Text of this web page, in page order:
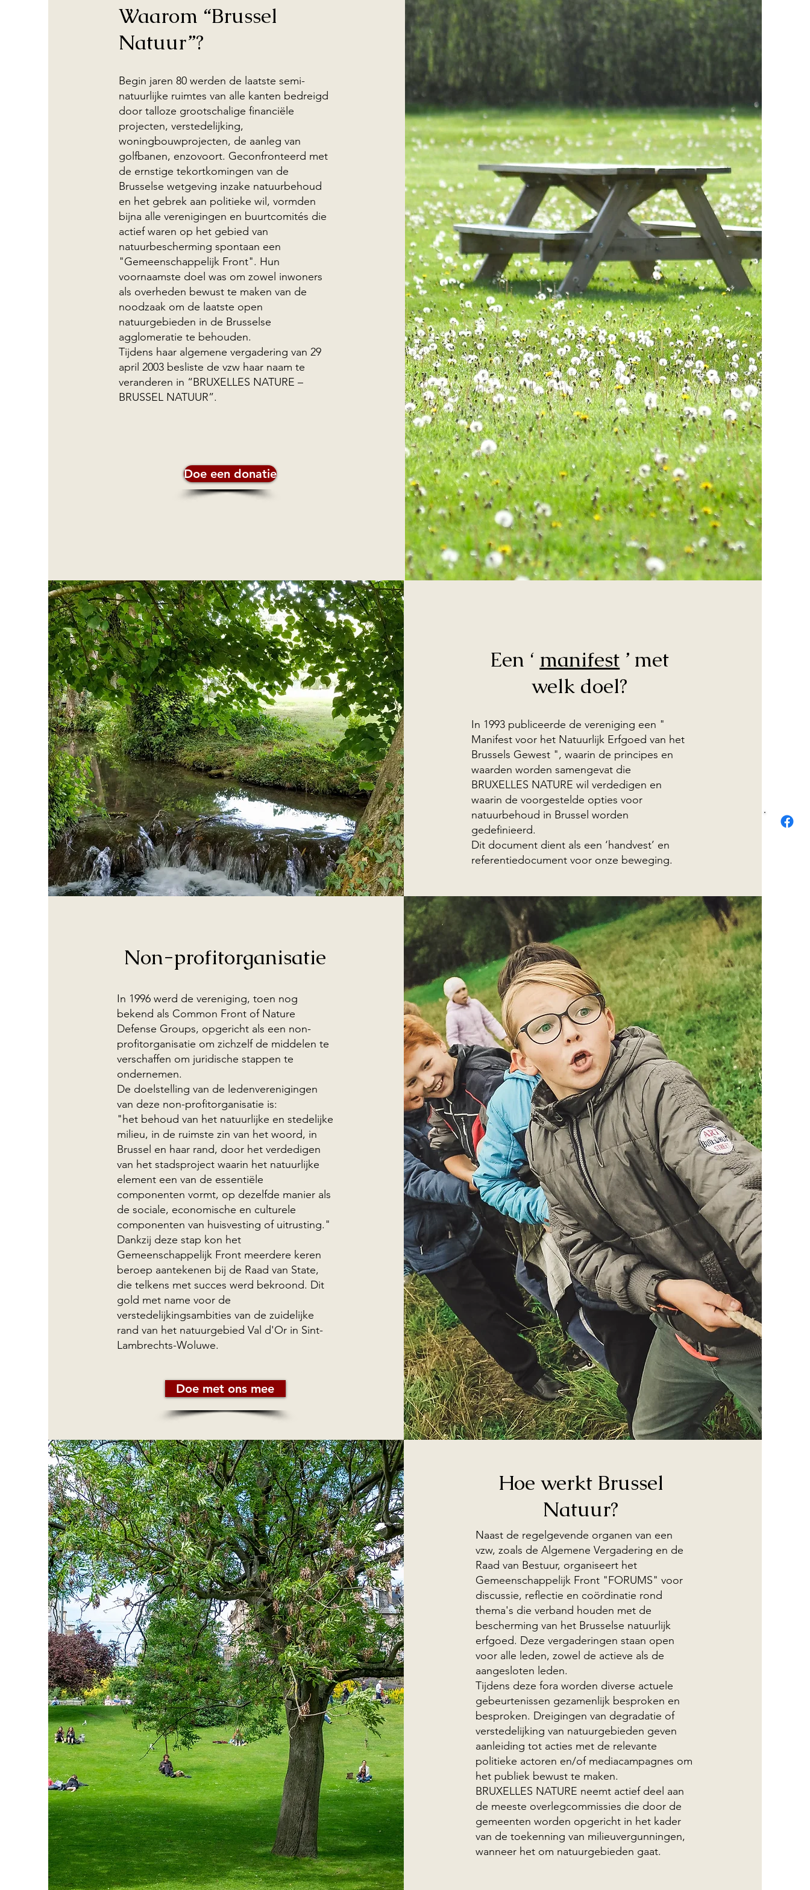
Waarom “Brussel
Natuur”?
Begin jaren 80 werden de laatste semi-
natuurlijke ruimtes van alle kanten bedreigd
door talloze grootschalige financiële
projecten, verstedelijking,
woningbouwprojecten, de aanleg van
golfbanen, enzovoort. Geconfronteerd met
de ernstige tekortkomingen van de
Brusselse wetgeving inzake natuurbehoud
en het gebrek aan politieke wil, vormden
bijna alle verenigingen en buurtcomités die
actief waren op het gebied van
natuurbescherming spontaan een
"Gemeenschappelijk Front". Hun
voornaamste doel was om zowel inwoners
als overheden bewust te maken van de
noodzaak om de laatste open
natuurgebieden in de Brusselse
agglomeratie te behouden.
Tijdens haar algemene vergadering van 29
april 2003 besliste de vzw haar naam te
veranderen in “BRUXELLES NATURE –
BRUSSEL NATUUR”.
Doe een donatie
Een ‘ manifest ’ met
welk doel?
In 1993 publiceerde de vereniging een "
Manifest voor het Natuurlijk Erfgoed van het
Brussels Gewest", waarin de principes en
waarden worden samengevat die
BRUXELLES NATURE wil verdedigen en
waarin de voorgestelde opties voor
natuurbehoud in Brussel worden
gedefinieerd.
Dit document dient als een ‘handvest’ en
referentiedocument voor onze beweging.
Non-profitorganisatie
In 1996 werd de vereniging, toen nog
bekend als Common Front of Nature
Defense Groups, opgericht als een non-
profitorganisatie om zichzelf de middelen te
verschaffen om juridische stappen te
ondernemen.
De doelstelling van de ledenverenigingen
van deze non-profitorganisatie is:
"het behoud van het natuurlijke en stedelijke
milieu, in de ruimste zin van het woord, in
Brussel en haar rand, door het verdedigen
van het stadsproject waarin het natuurlijke
element een van de essentiële
componenten vormt, op dezelfde manier als
de sociale, economische en culturele
componenten van huisvesting of uitrusting."
Dankzij deze stap kon het
Gemeenschappelijk Front meerdere keren
beroep aantekenen bij de Raad van State,
die telkens met succes werd bekroond. Dit
gold met name voor de
verstedelijkingsambities van de zuidelijke
rand van het natuurgebied Val d'Or in Sint-
Lambrechts-Woluwe.
Doe met ons mee
Hoe werkt Brussel
Natuur?
Naast de regelgevende organen van een
vzw, zoals de Algemene Vergadering en de
Raad van Bestuur, organiseert het
Gemeenschappelijk Front "FORUMS" voor
discussie, reflectie en coördinatie rond
thema's die verband houden met de
bescherming van het Brusselse natuurlijk
erfgoed. Deze vergaderingen staan open
voor alle leden, zowel de actieve als de
aangesloten leden.
Tijdens deze fora worden diverse actuele
gebeurtenissen gezamenlijk besproken en
besproken. Dreigingen van degradatie of
verstedelijking van natuurgebieden geven
aanleiding tot acties met de relevante
politieke actoren en/of mediacampagnes om
het publiek bewust te maken.
BRUXELLES NATURE neemt actief deel aan
de meeste overlegcommissies die door de
gemeenten worden opgericht in het kader
van de toekenning van milieuvergunningen,
wanneer het om natuurgebieden gaat.